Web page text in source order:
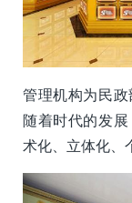
管理机构为民政
随着时代的发
术化、立体化、